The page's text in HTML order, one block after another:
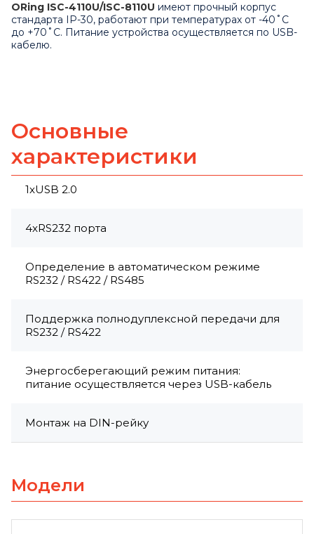
ORing ISC-4110U/ISC-8110U имеют прочный корпус
стандарта IP-30, работают при температурах от -40˚C
до +70˚C. Питание устройства осуществляется по USB-
кабелю.
Основные
характеристики
1xUSB 2.0
4xRS232 порта
Определение в автоматическом режиме
RS232 / RS422 / RS485
Поддержка полнодуплексной передачи для
RS232 / RS422
Энергосберегающий режим питания:
питание осуществляется через USB-кабель
Монтаж на DIN-рейку
Модели